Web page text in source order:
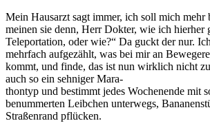
Mein Hausarzt sagt immer, ich soll mich mehr
meinen sie denn, Herr Dokter, wie ich hierher
Teleportation, oder wie?“ Da guckt der nur.
mehrfach aufgezählt, was bei mir an
kommt, und finde, das ist nun wirklich nicht
auch so ein sehniger Mara-
thontyp und bestimmt jedes Wochenende mit
benummerten Leibchen unterwegs,
Straßenrand pflücken.